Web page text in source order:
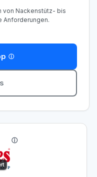
von Nackenstütz- bis
Anforderungen.